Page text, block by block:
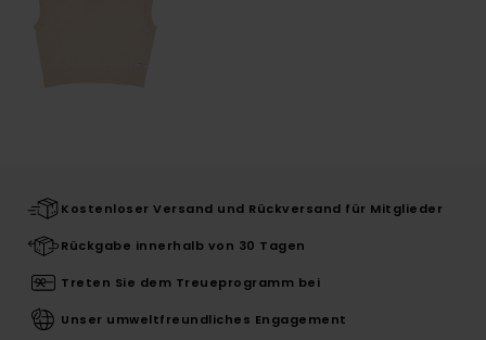
Kostenloser Versand und Rückversand für Mitglieder
Rückgabe innerhalb von 30 Tagen
Treten Sie dem Treueprogramm bei
Unser umweltfreundliches Engagement